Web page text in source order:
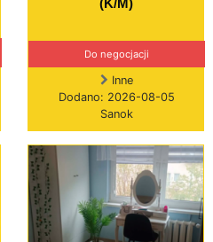
(K/M)
Do negocjacji
Inne
Dodano: 2026-08-05
Sanok